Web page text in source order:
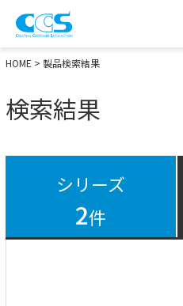
画像処理用の製品検索
HOME > 製品検索結果
検索結果
シリーズ
2件